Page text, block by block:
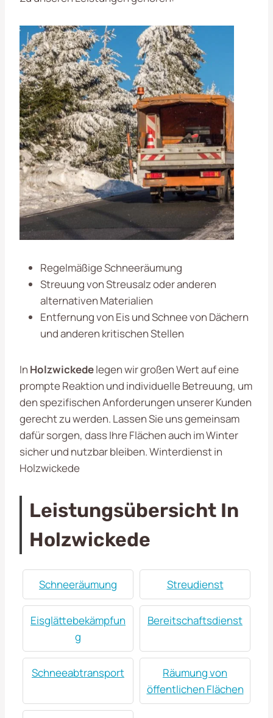
Regelmäßige Schneeräumung
Streuung von Streusalz oder anderen
alternativen Materialien
Entfernung von Eis und Schnee von Dächern
und anderen kritischen Stellen
In Holzwickedelegen wir großen Wert auf eine
prompte Reaktion und individuelle Betreuung, um
den spezifischen Anforderungen unserer Kunden
gerecht zu werden. Lassen Sie uns gemeinsam
dafür sorgen, dass Ihre Flächen auch im Winter
sicher und nutzbar bleiben. Winterdienst in
Holzwickede
Leistungsübersicht In
Holzwickede
Schneeräumung Streudienst
Eisglättebekämpfun
g
Bereitschaftsdienst
Schneeabtransport
Räumung von
öffentlichen Flächen